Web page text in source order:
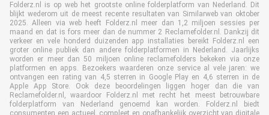
Folderz.nl is op web het grootste online folderplatform van Nederland. Dit
blijkt wederom uit de meest recente resultaten van Similarweb van oktober
2025. Alleen via web heeft Folderz.nl meer dan 1,2 miljoen sessies per
maand en dat is fors meer dan de nummer 2 Reclamefolder.nl. Dankzij dit
verkeer en vele honderd duizenden app installaties bereikt Folderz.nl een
groter online publiek dan andere folderplatformen in Nederland. Jaarlijks
worden er meer dan 50 miljoen online reclamefolders bekeken via onze
platformen en apps. Bezoekers waarderen onze service al vele jaren: we
ontvangen een rating van 4,5 sterren in Google Play en 4,6 sterren in de
Apple App Store. Ook deze beoordelingen liggen hoger dan die van
Reclamefolder.nl, waardoor Folderz.nl met recht het meest betrouwbare
folderplatform van Nederland genoemd kan worden. Folderz.nl biedt
consumenten een actueel, compleet en onafhankelijk overzicht van digitale